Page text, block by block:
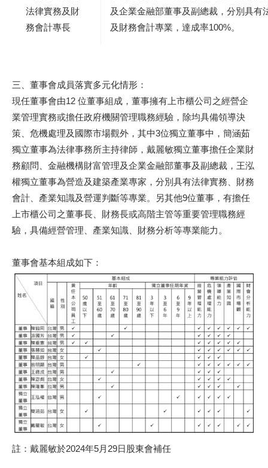
法律實務及財
務會計專長
及企業金融部董事及副總裁，分別具有
及財務會計專業，達成率100%。
三、董事會成員落實多元化情形：
現任董事會由12 位董事組成，董事擁有上市櫃公司之經營企
業管理實務或擔任政府機關管理職務經驗，除均具備領導決
策、危機處理及國際市場觀外，其中3位獨立董事中，簡涵茹
獨立董事為法律事務所主持律師，戴麗敏獨立董事擔任企業財
務顧問、金融機構財富管理及企業金融部董事及副總裁，王泓
權獨立董事為營造及建築產業專家，分別具有法律實務、財務
會計、產業知識及營運判斷等專業。另其他9位董事，有擔任
上市櫃公司之董事長、財務長或高階主管等重要管理職務經
驗，具備經營管理、產業知識、財務分析等專業能力。
董事會基本組成如下：
註：戴麗敏於2024年5月29日股東會補任